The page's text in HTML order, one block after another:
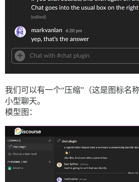
我们可以有一个“压缩”（这是图标名
小型聊天。
模型图：